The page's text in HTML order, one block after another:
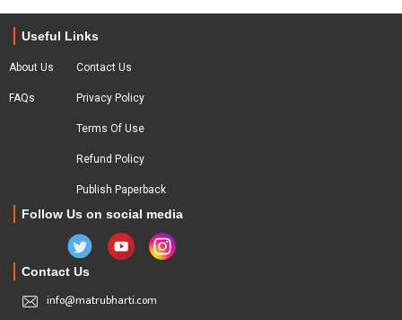
Useful Links
About Us
FAQs
Contact Us
Privacy Policy
Terms Of Use
Refund Policy
Publish Paperback
Follow Us on social media
Contact Us
info@matrubharti.com